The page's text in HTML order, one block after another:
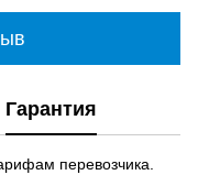
Гарантия
перевозчика.